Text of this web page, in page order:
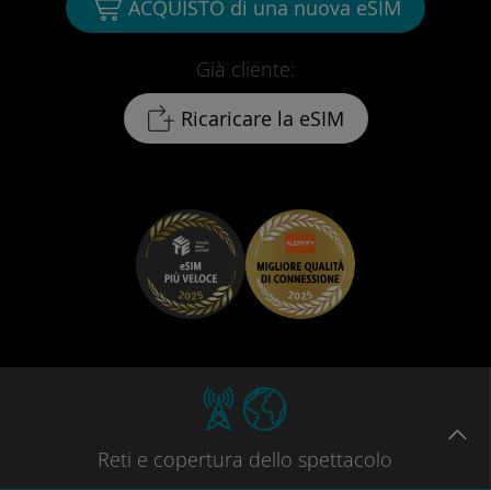
Già cliente:
Ricaricare la eSIM
ACQUISTO di una nuova eSIM
Reti e copertura dello spettacolo